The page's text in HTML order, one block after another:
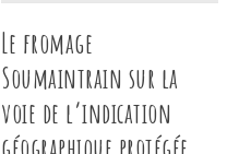
Le fromage
Soumaintrain sur la
voie de l’indication